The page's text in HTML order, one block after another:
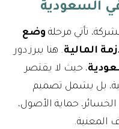
السعودية
تأتي مرحلة وضع
المالية. هنا يبرز دور
، حيث لا يقتصر
بل يشمل تصميم
حماية الأصول،
المعنية.